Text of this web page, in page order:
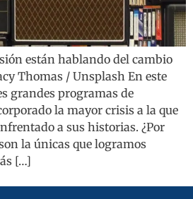
están hablando del cambio
Thomas / Unsplash En este
grandes programas de
la mayor crisis a la que
a sus historias. ¿Por
la únicas que logramos
[…]